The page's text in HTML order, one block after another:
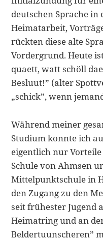
deutschen Sprache
Heimatarbeit,
rückten diese alte
Vordergrund. Heute
quaett, watt schöll
Besluut!” (alter
„schick”, wenn
Während meiner
Studium konnte ich
eigentlich nur
Schule von Ahmsen
Mittelpunktschule in
den Zugang zu den
seit frühester Jugend
Heimatring und an
Beldertuunscheren”